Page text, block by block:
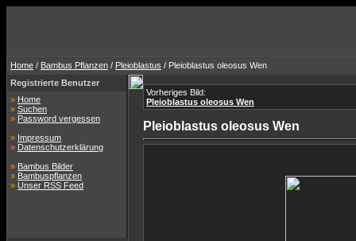
Home / Bambus Pflanzen / Pleioblastus / Pleioblastus oleosus Wen
Registrierte Benutzer
» Home
» Suchen
» Password vergessen
» Impressum
» Datenschutzerklärung
» Bambus Bilder
» Bambuspflanzen
» Unser RSS Feed
Vorheriges Bild:
Pleioblastus oleosus Wen
Pleioblastus oleosus Wen